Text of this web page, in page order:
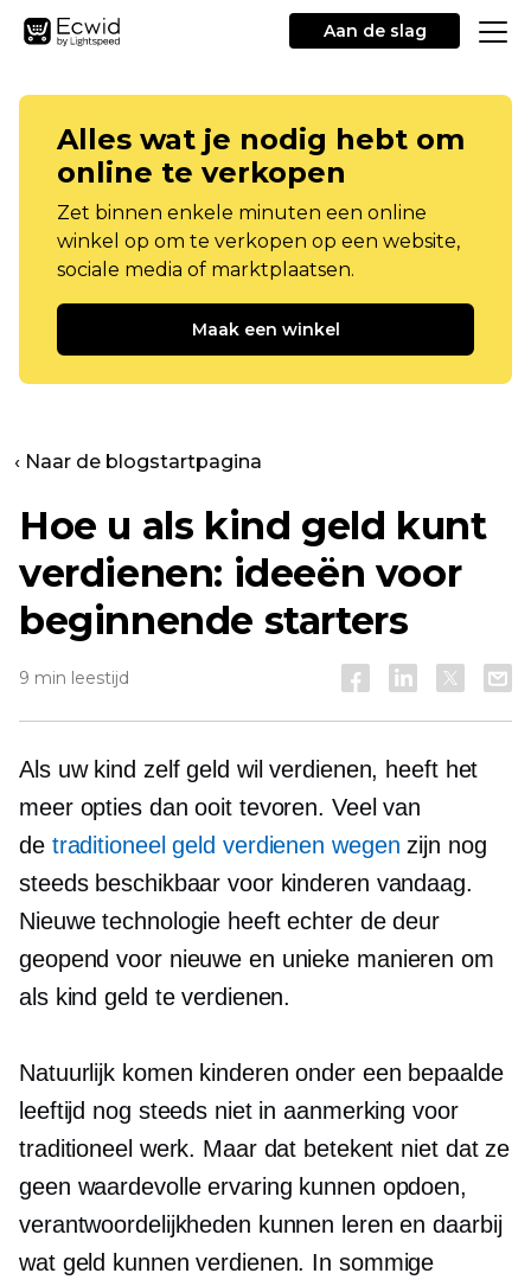
Aan de slag
Alles wat je nodig hebt om
online te verkopen
Zet binnen enkele minuten een online
winkel op om te verkopen op een website,
sociale media of marktplaatsen.
Maak een winkel
‹ Naar de blogstartpagina
Hoe u als kind geld kunt
verdienen: ideeën voor
beginnende starters
9 min leestijd
Als uw kind zelf geld wil verdienen, heeft het
meer opties dan ooit tevoren. Veel van
de traditioneelgeld verdienen wegen zijn nog
steeds beschikbaar voor kinderen vandaag.
Nieuwe technologie heeft echter de deur
geopend voor nieuwe en unieke manieren om
als kind geld te verdienen.
Natuurlijk komen kinderen onder een bepaalde
leeftijd nog steeds niet in aanmerking voor
traditioneel werk. Maar dat betekent niet dat ze
geen waardevolle ervaring kunnen opdoen,
verantwoordelijkheden kunnen leren en daarbij
wat geld kunnen verdienen. In sommige